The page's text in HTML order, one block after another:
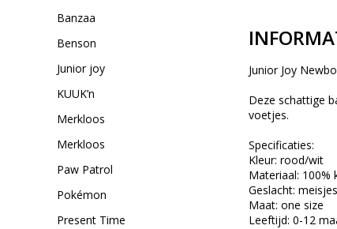
Banzaa
Benson
Junior joy
KUUK’n
Merkloos
Merkloos
Paw Patrol
Pokémon
Present Time
Junior Joy
Deze schattige
voetjes.
Specificaties:
Kleur: rood/wit
Materiaal: 100%
Geslacht: meisjes
Maat: one size
Leeftijd: 0-12